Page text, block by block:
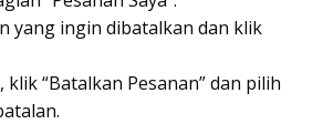
yang ingin dibatalkan dan klik
klik “Batalkan Pesanan” dan pilih